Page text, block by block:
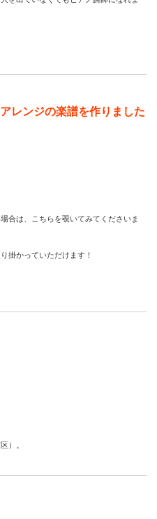
レンジの楽譜を作りました
合は、こちらを覗いてみてくださいま
掛かっていただけます！
）。